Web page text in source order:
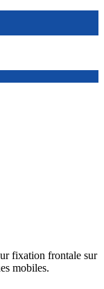
fixation frontale sur
mobiles.